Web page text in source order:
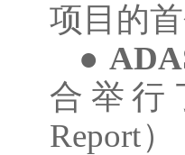
项目的
●
合举行
Report